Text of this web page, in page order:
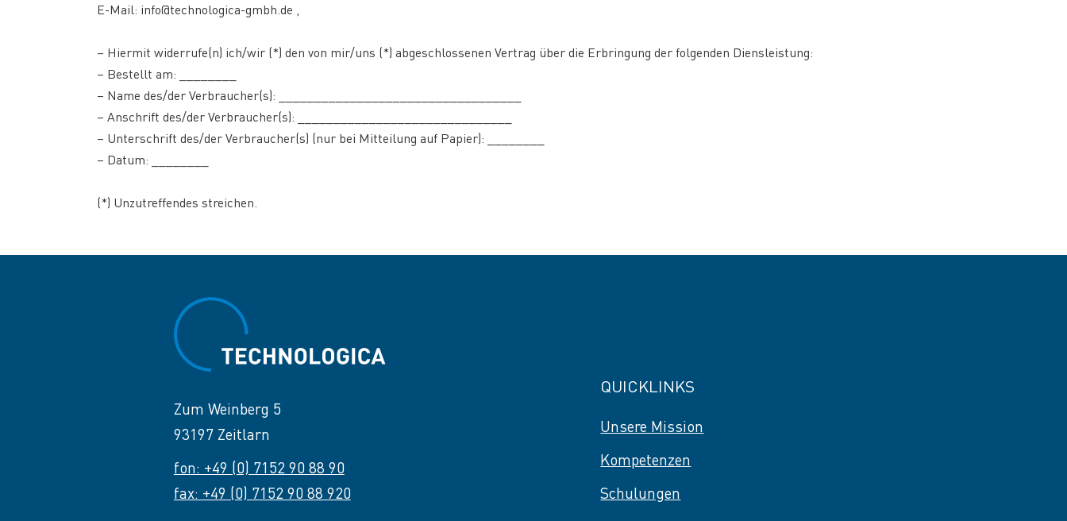
E-Mail: info@technologica-gmbh.de ,
– Hiermit widerrufe(n) ich/wir (*) den von mir/uns (*) abgeschlossenen Vertrag über die Erbringung der folgenden Diensleistung:
– Bestellt am: ________
– Name des/der Verbraucher(s): __________________________________
– Anschrift des/der Verbraucher(s): ______________________________
– Unterschrift des/der Verbraucher(s) (nur bei Mitteilung auf Papier): ________
– Datum: ________
(*) Unzutreffendes streichen.
Zum Weinberg 5
93197 Zeitlarn
fon: +49 (0) 7152 90 88 90
fax: +49 (0) 7152 90 88 920
QUICKLINKS
Unsere Mission
Kompetenzen
Schulungen